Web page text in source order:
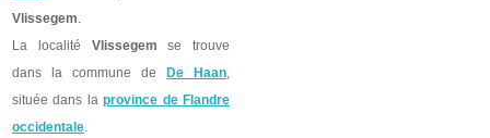
Vlissegem.
La localité Vlissegem se trouve
dans la commune de
De Haan,
située dans laprovince de Flandre
occidentale.